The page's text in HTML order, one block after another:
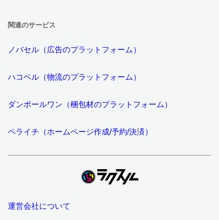
関連のサービス
ノバセル（広告のプラットフォーム）
ハコベル（物流のプラットフォーム）
ダンボールワン（梱包材のプラットフォーム）
ペライチ（ホームページ作成/予約/決済）
運営会社について